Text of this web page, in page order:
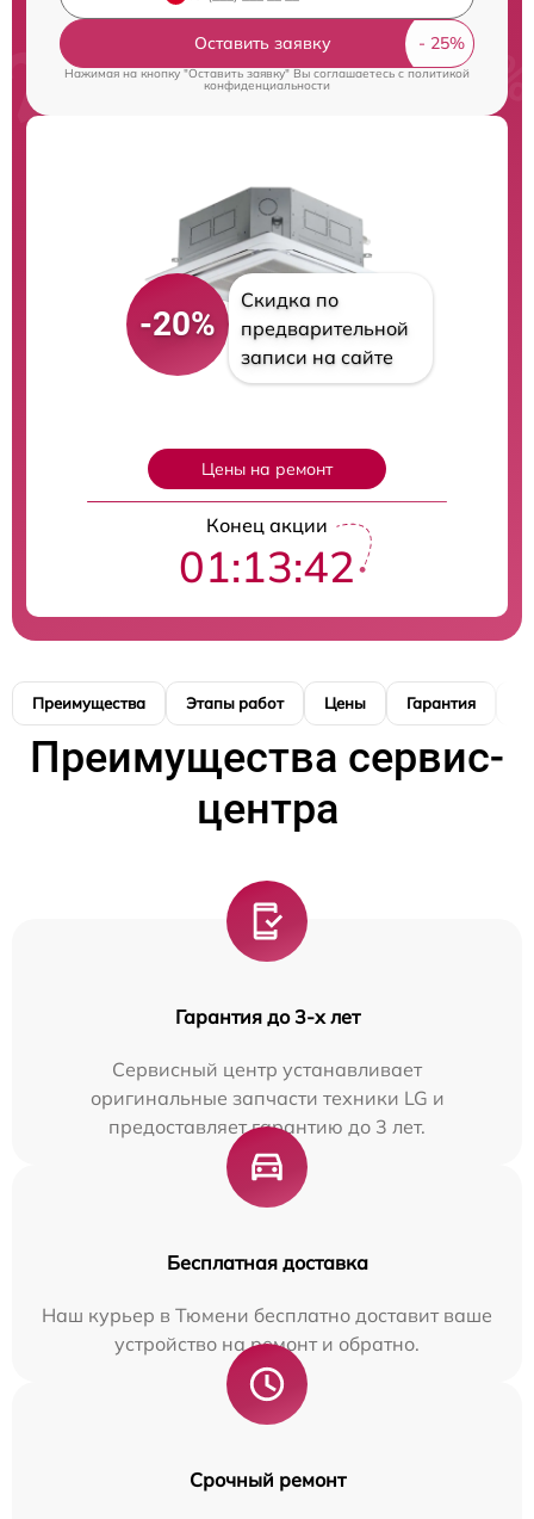
Оставить заявку
Нажимая на кнопку "Оставить заявку" Вы соглашаетесь cполитикой
конфиденциальности
-20%
Скидка по
предварительной
записи на сайте
Цены на ремонт
Конец акции
01:13:41
Преимущества Этапы работ Цены Гарантия
Преимущества сервис-
центра
Гарантия до 3-х лет
Сервисный центр устанавливает
оригинальные запчасти техники LG и
предоставляет гарантию до 3 лет.
Бесплатная доставка
Наш курьер в Тюмени бесплатно доставит ваше
устройство на ремонт и обратно.
Срочный ремонт